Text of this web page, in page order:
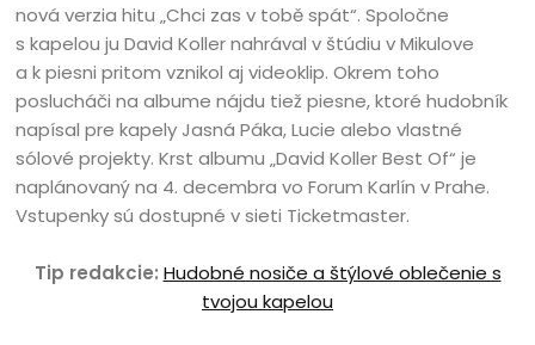
nová verzia hitu „Chci zas v tobě spát“. Spoločne
s kapelou ju David Koller nahrával v štúdiu v Mikulove
a k piesni pritom vznikol aj videoklip. Okrem toho
poslucháči na albume nájdu tiež piesne, ktoré hudobník
napísal pre kapely Jasná Páka, Lucie alebo vlastné
sólové projekty. Krst albumu „David Koller Best Of“ je
naplánovaný na 4. decembra vo Forum Karlín v Prahe.
Vstupenky sú dostupné v sieti Ticketmaster.
Tip redakcie: Hudobné nosiče a štýlové oblečenie s
tvojou kapelou